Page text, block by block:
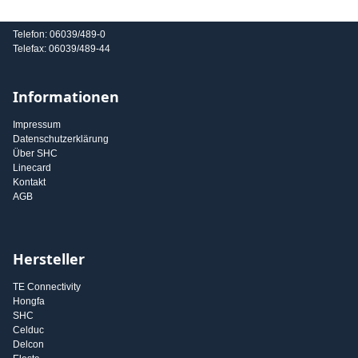
Telefon: 06039/489-0
Telefax: 06039/489-44
Informationen
Impressum
Datenschutzerklärung
Über SHC
Linecard
Kontakt
AGB
Hersteller
TE Connectivity
Hongfa
SHC
Celduc
Delcon